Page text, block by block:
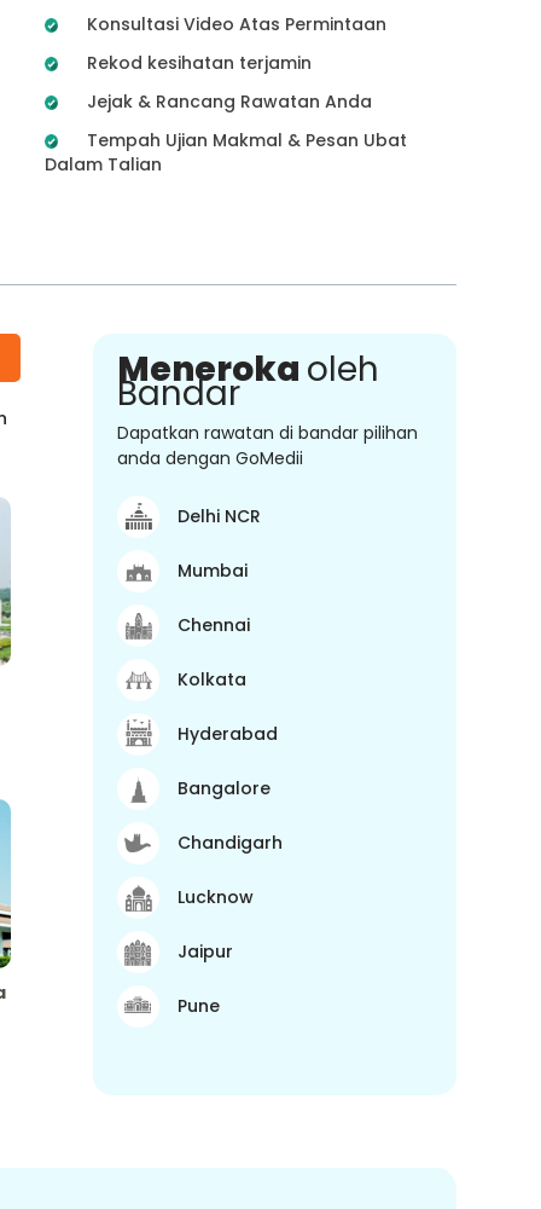
Konsultasi Video Atas Permintaan
Rekod kesihatan terjamin
Jejak & Rancang Rawatan Anda
Tempah Ujian Makmal & Pesan Ubat
Dalam Talian
Meneroka oleh
Bandar
Dapatkan rawatan di bandar pilihan
anda dengan GoMedii
Delhi NCR
Mumbai
Chennai
Kolkata
Hyderabad
Bangalore
Chandigarh
Lucknow
Jaipur
Pune